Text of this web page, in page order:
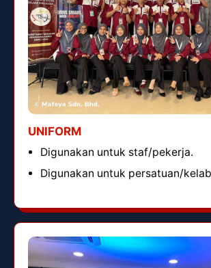
UNIFORM
Digunakan untuk staf/pekerja.
Digunakan untuk persatuan/